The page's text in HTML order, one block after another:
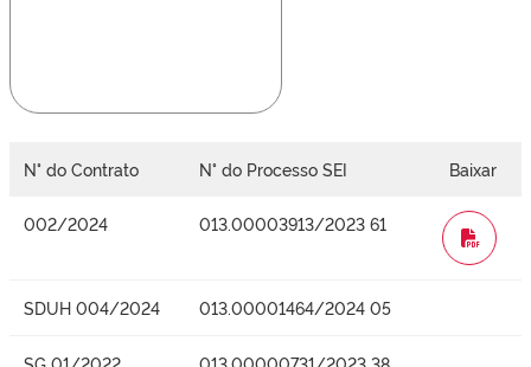
N° do Contrato N° do Processo SEI Baixar
002/2024 013.00003913/2023 61
WORD
SDUH 004/2024 013.00001464/2024 05